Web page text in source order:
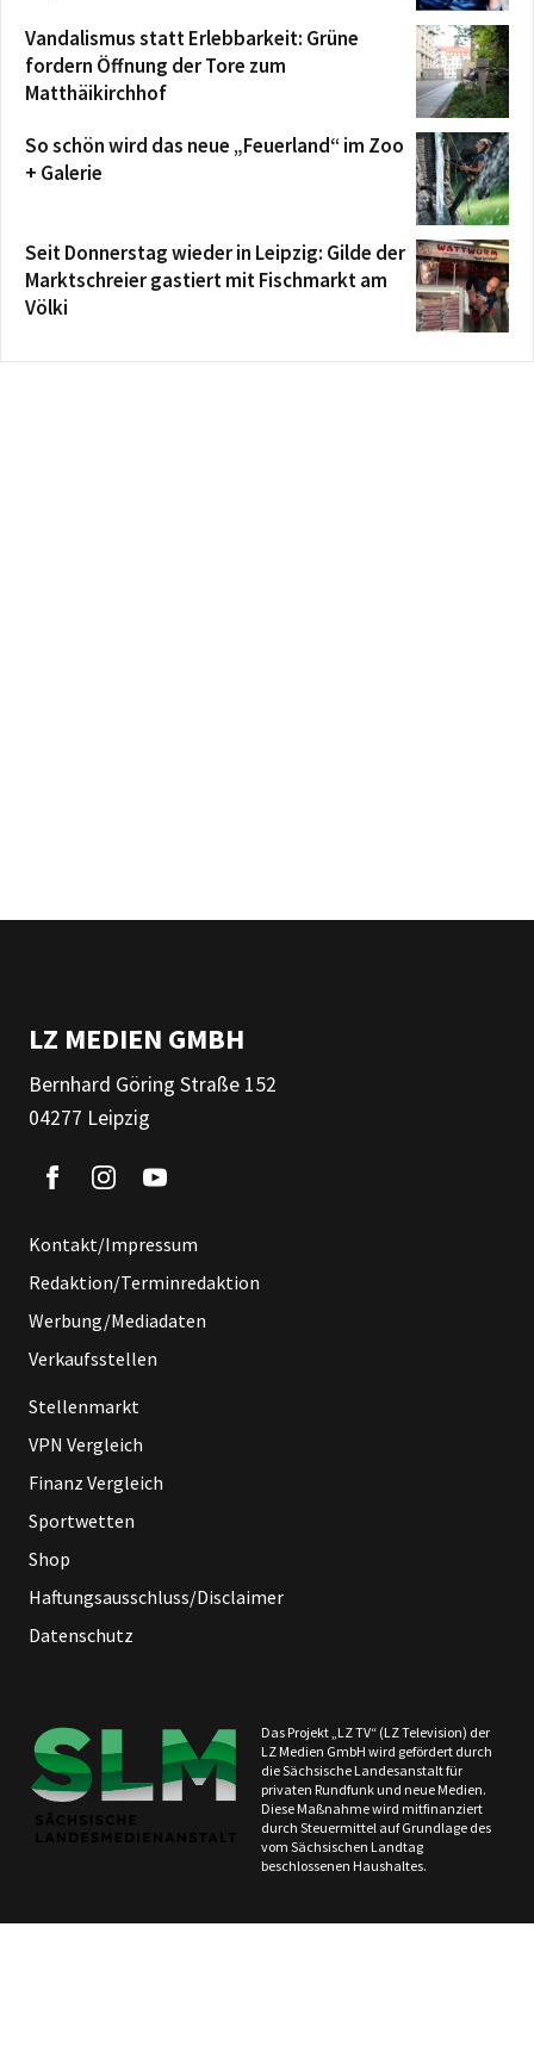
Vandalismus statt Erlebbarkeit: Grüne
fordern Öffnung der Tore zum
Matthäikirchhof
So schön wird das neue „Feuerland“ im Zoo
+ Galerie
Seit Donnerstag wieder in Leipzig: Gilde der
Marktschreier gastiert mit Fischmarkt am
Völki
LZ MEDIEN GMBH
Bernhard Göring Straße 152
04277 Leipzig
Kontakt/Impressum
Redaktion/Terminredaktion
Werbung/Mediadaten
Verkaufsstellen
Stellenmarkt
VPN Vergleich
Finanz Vergleich
Sportwetten
Shop
Haftungsausschluss/Disclaimer
Datenschutz
Das Projekt „LZ TV“ (LZ Television) der
LZ Medien GmbH wird gefördert durch
die Sächsische Landesanstalt für
privaten Rundfunk und neue Medien.
Diese Maßnahme wird mitfinanziert
durch Steuermittel auf Grundlage des
vom Sächsischen Landtag
beschlossenen Haushaltes.